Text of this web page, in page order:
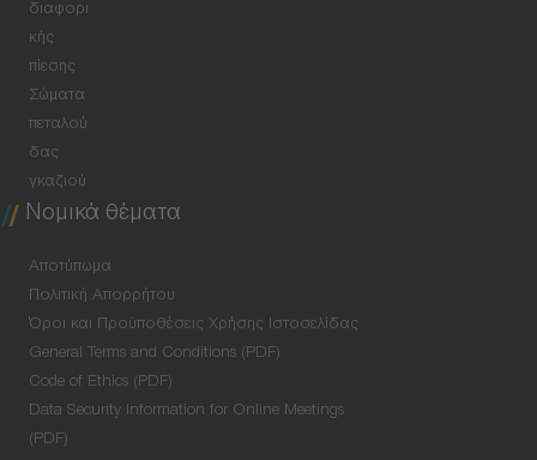
διαφορι
κής
πίεσης
Σώματα
πεταλού
δας
γκαζιού
Νομικά θέματα
Αποτύπωμα
Πολιτική Απορρήτου
Όροι και Προϋποθέσεις Χρήσης Ιστοσελίδας
General Terms and Conditions (PDF)
Code of Ethics (PDF)
Data Security Information for Online Meetings
(PDF)